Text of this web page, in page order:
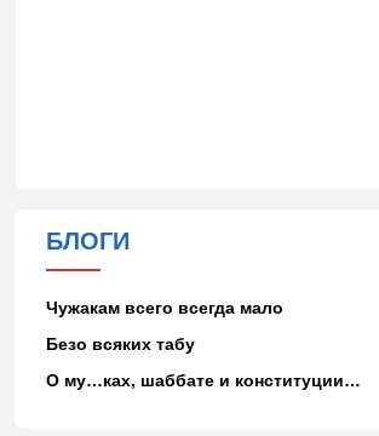
БЛОГИ
Чужакам всего всегда мало
Безо всяких табу
О му…ках, шаббате и конституции…